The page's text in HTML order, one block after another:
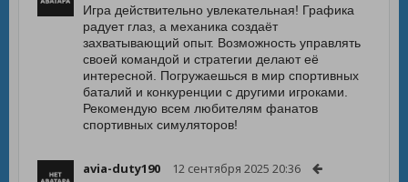
Игра действительно увлекательная! Графика
радует глаз, а механика создаёт
захватывающий опыт. Возможность управлять
своей командой и стратегии делают её
интересной. Погружаешься в мир спортивных
баталий и конкуренции с другими игроками.
Рекомендую всем любителям фанатов
спортивных симуляторов!
avia-duty190 12 сентября 2025 20:36